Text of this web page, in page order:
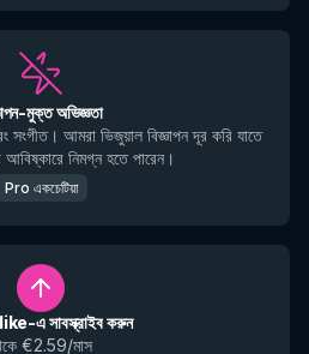
মুক্ত অভিজ্ঞতা
আমরা ভিজুয়াল বিজ্ঞাপন দূর করি যাতে
আবিষ্কারে নিমগ্ন হতে পারেন।
Pro একচেটিয়া
এ সাবস্ক্রাইব করুন
€2.59/মাস